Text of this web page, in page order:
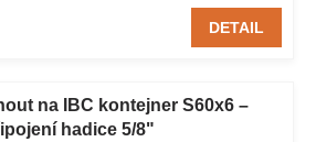
DETAIL
na IBC kontejner S60x6 –
hadice 5/8"